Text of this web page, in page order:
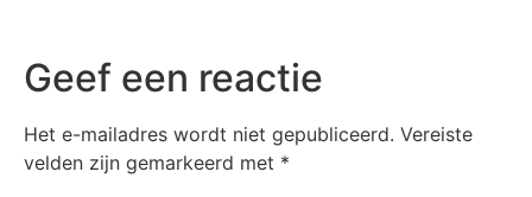
Geef een reactie
Het e-mailadres wordt niet gepubliceerd. Vereiste
velden zijn gemarkeerd met *